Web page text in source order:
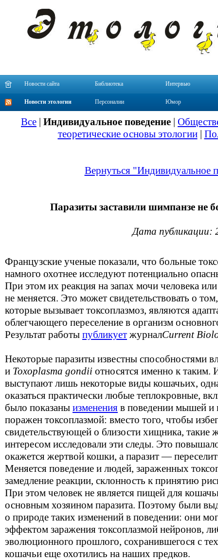
Новости сайта Библиотека Интервью
Новости этологии Персоналии Юмор
Все | Индивидуальное поведение |
теоретические основы этологии|
Вернуться "Индивидуальное
Паразиты заставили шимпанзе не
Дата публикации:
Французские ученые показали, что больные
намного охотнее исследуют потенциально
При этом их реакция на запах мочи человека
не меняется. Это может свидетельствовать о
которые вызывает токсоплазмоз, являются
облегчающего переселение в организм
Результат работы публикует журналCurrent
Некоторые паразиты известны способностями
и Toxoplasma gondii относятся именно к
выступают лишь некоторые виды кошачьих,
оказаться практически любые теплокровные,
было показаны изменения в поведении мышей и
поражен токсоплазмой: вместо того, чтобы
свидетельствующей о близости хищника,
интересом исследовали эти следы. Это
окажется жертвой кошки, а паразит —
Меняется поведение и людей, зараженных
замедление реакции, склонность к принятию
При этом человек не является пищей для
основным хозяином паразита. Поэтому были
о природе таких изменений в поведении: они
эффектом заражения токсоплазмой нейронов,
эволюционного прошлого, сохранившегося с
кошачьи еще охотились на наших предков.